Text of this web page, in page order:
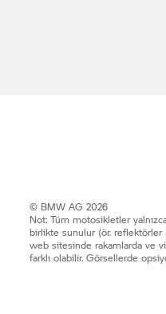
© BMW AG 2026
Not: Tüm motosikletler
birlikte sunulur (ör. reflektörler
web sitesinde rakamlarda ve
farklı olabilir. Görsellerde